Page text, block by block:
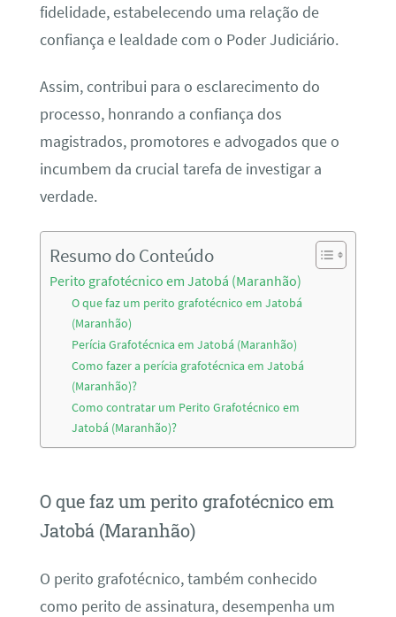
fidelidade, estabelecendo uma relação de
confiança e lealdade com o Poder Judiciário.
Assim, contribui para o esclarecimento do
processo, honrando a confiança dos
magistrados, promotores e advogados que o
incumbem da crucial tarefa de investigar a
verdade.
Resumo do Conteúdo
Perito grafotécnico em Jatobá (Maranhão)
O que faz um perito grafotécnico em Jatobá
(Maranhão)
Perícia Grafotécnica em Jatobá (Maranhão)
Como fazer a perícia grafotécnica em Jatobá
(Maranhão)?
Como contratar um Perito Grafotécnico em
Jatobá (Maranhão)?
O que faz um perito grafotécnico em
Jatobá (Maranhão)
O perito grafotécnico, também conhecido
como perito de assinatura, desempenha um